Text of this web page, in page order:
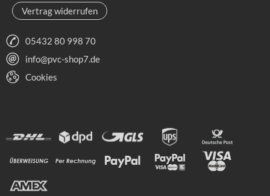
Vertrag widerrufen
05432 80 998 70
info@pvc-shop7.de
Cookies